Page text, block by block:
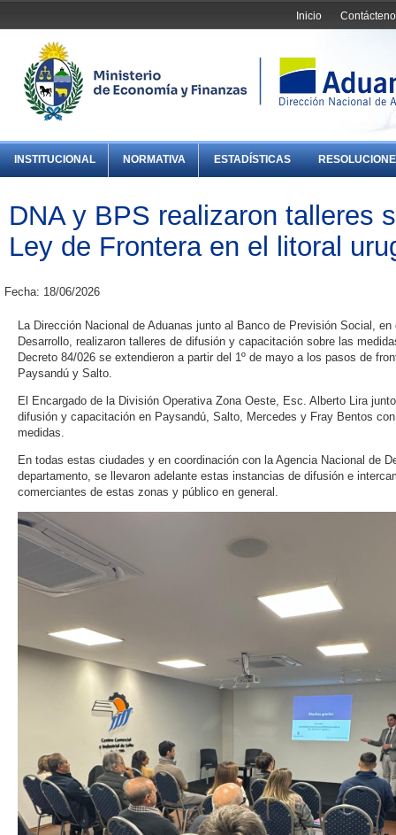
Inicio
INSTITUCIONAL NORMATIVA ESTADÍSTICAS
DNA y BPS realizaron talleres
Ley de Frontera en el litoral
Fecha: 18/06/2026
La Dirección Nacional de Aduanas junto al Banco de Previsión Social,
Desarrollo, realizaron talleres de difusión y capacitación sobre las
Decreto 84/026 se extendieron a partir del 1º de mayo a los pasos de
Paysandú y Salto.
El Encargado de la División Operativa Zona Oeste, Esc. Alberto Lira
difusión y capacitación en Paysandú, Salto, Mercedes y Fray Bentos
medidas.
En todas estas ciudades y en coordinación con la Agencia Nacional de
departamento, se llevaron adelante estas instancias de difusión e
comerciantes de estas zonas y público en general.